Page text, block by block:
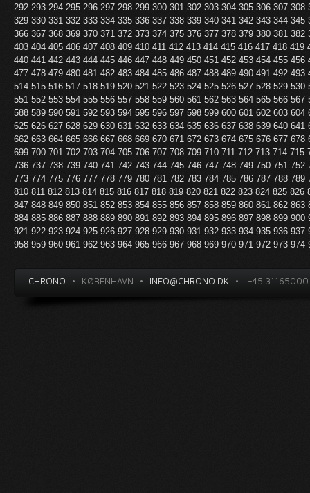
292 293 294 295 296 297 298 299 300 301 302 303 304 305 306 307 308
329 330 331 332 333 334 335 336 337 338 339 340 341 342 343 344 345
366 367 368 369 370 371 372 373 374 375 376 377 378 379 380 381 382
403 404 405 406 407 408 409 410 411 412 413 414 415 416 417 418 419
440 441 442 443 444 445 446 447 448 449 450 451 452 453 454 455 456
477 478 479 480 481 482 483 484 485 486 487 488 489 490 491 492 493
514 515 516 517 518 519 520 521 522 523 524 525 526 527 528 529 530
551 552 553 554 555 556 557 558 559 560 561 562 563 564 565 566 567
588 589 590 591 592 593 594 595 596 597 598 599 600 601 602 603 604
625 626 627 628 629 630 631 632 633 634 635 636 637 638 639 640 641
662 663 664 665 666 667 668 669 670 671 672 673 674 675 676 677 678
699 700 701 702 703 704 705 706 707 708 709 710 711 712 713 714 715
736 737 738 739 740 741 742 743 744 745 746 747 748 749 750 751 752
773 774 775 776 777 778 779 780 781 782 783 784 785 786 787 788 789
810 811 812 813 814 815 816 817 818 819 820 821 822 823 824 825 826
847 848 849 850 851 852 853 854 855 856 857 858 859 860 861 862 863
884 885 886 887 888 889 890 891 892 893 894 895 896 897 898 899 900
921 922 923 924 925 926 927 928 929 930 931 932 933 934 935 936 937
958 959 960 961 962 963 964 965 966 967 968 969 970 971 972 973 974
CHRONO • KØBENHAVN • INFO@CHRONO.DK • +45 31165000